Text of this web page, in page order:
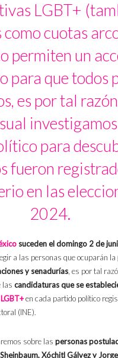
LGBT+
cuotas
permiten un
para que todos
es por tal
para
fueron
en las
2024.
suceden el domingo 2 de
a las personas que ocuparán la
y senadurías, es por tal
las candidaturas que se
LGBT+en cada partido político
(INE).
sobre las personas
Xóchitl Gálvez y